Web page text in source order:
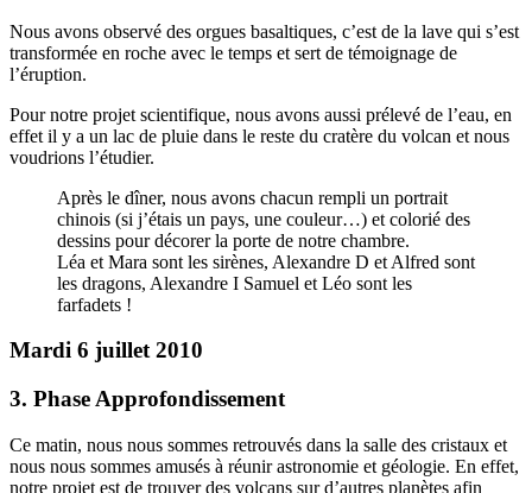
Nous avons observé des orgues basaltiques, c’est de la lave qui s’est
transformée en roche avec le temps et sert de témoignage de
l’éruption.
Pour notre projet scientifique, nous avons aussi prélevé de l’eau, en
effet il y a un lac de pluie dans le reste du cratère du volcan et nous
voudrions l’étudier.
Après le dîner, nous avons chacun rempli un portrait
chinois (si j’étais un pays, une couleur…) et colorié des
dessins pour décorer la porte de notre chambre.
Léa et Mara sont les sirènes, Alexandre D et Alfred sont
les dragons, Alexandre I Samuel et Léo sont les
farfadets !
Mardi 6 juillet 2010
3. Phase Approfondissement
Ce matin, nous nous sommes retrouvés dans la salle des cristaux et
nous nous sommes amusés à réunir astronomie et géologie. En effet,
notre projet est de trouver des volcans sur d’autres planètes afin